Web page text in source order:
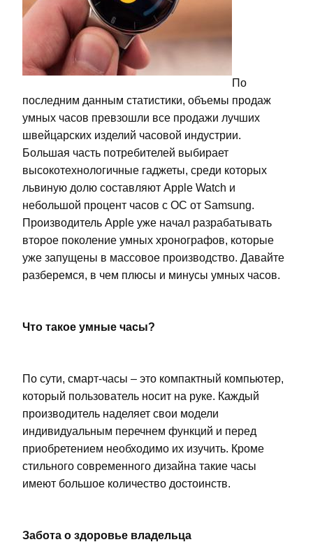
По
последним данным статистики, объемы продаж
умных часов превзошли все продажи лучших
швейцарских изделий часовой индустрии.
Большая часть потребителей выбирает
высокотехнологичные гаджеты, среди которых
львиную долю составляют Apple Watch и
небольшой процент часов с ОС от Samsung.
Производитель Apple уже начал разрабатывать
второе поколение умных хронографов, которые
уже запущены в массовое производство. Давайте
разберемся, в чем плюсы и минусы умных часов.
Что такое умные часы?
По сути, смарт-часы – это компактный компьютер,
который пользователь носит на руке. Каждый
производитель наделяет свои модели
индивидуальным перечнем функций и перед
приобретением необходимо их изучить. Кроме
стильного современного дизайна такие часы
имеют большое количество достоинств.
Забота о здоровье владельца